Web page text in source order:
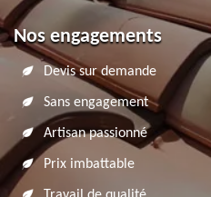
Nos engagements
Devis sur demande
Sans engagement
Artisan passionné
Prix imbattable